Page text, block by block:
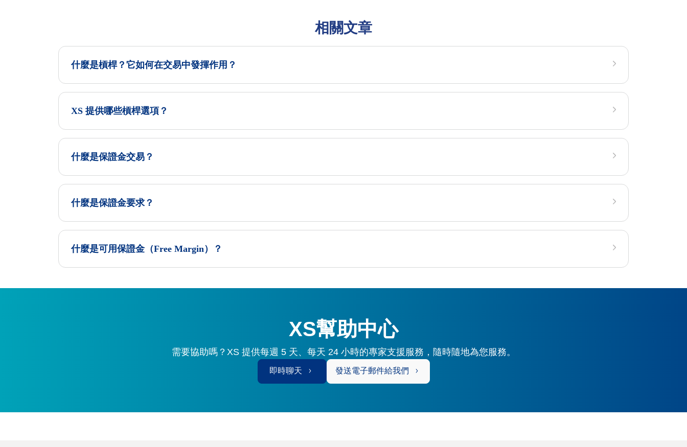
相關文章
什麼是槓桿？它如何在交易中發揮作用？
XS 提供哪些槓桿選項？
什麼是保證金交易？
什麼是保證金要求？
什麼是可用保證金（Free Margin）？
XS幫助中心
需要協助嗎？XS 提供每週 5 天、每天 24 小時的專家支援服務，隨時隨地為您服務。
即時聊天 發送電子郵件給我們